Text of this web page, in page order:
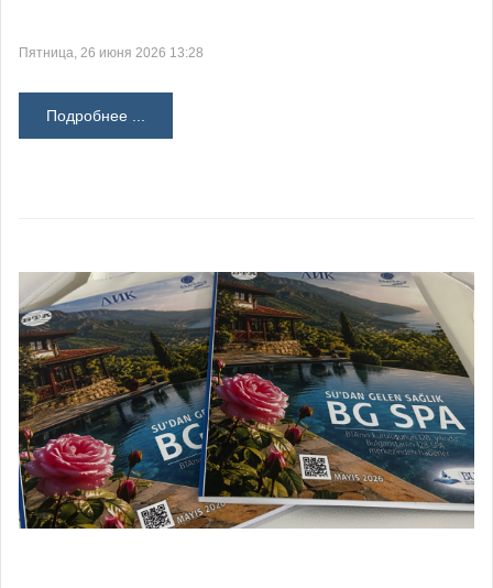
Пятница, 26 июня 2026 13:28
Подробнее ...